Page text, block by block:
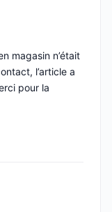
magasin n’était
l’article a
pour la